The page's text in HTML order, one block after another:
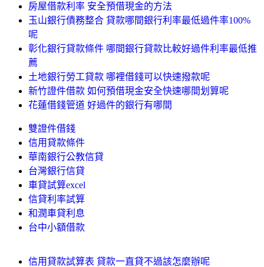
房屋借款利率 安全預借現金的方法
玉山銀行債務整合 貸款哪間銀行利率最低過件率100%
呢
彰化銀行貸款條件 哪間銀行貸款比較好過件利率最低推
薦
土地銀行勞工貸款 哪裡借錢可以快速撥款呢
新竹證件借款 如何預借現金安全快速哪間划算呢
花蓮借錢管道 好過件的銀行有哪間
雙證件借錢
信用貸款條件
華南銀行公教信貸
台灣銀行信貸
車貸試算excel
信貸利率試算
和潤車貸利息
台中小額借款
信用貸款試算表 貸款一直貸不過該怎麼辦呢